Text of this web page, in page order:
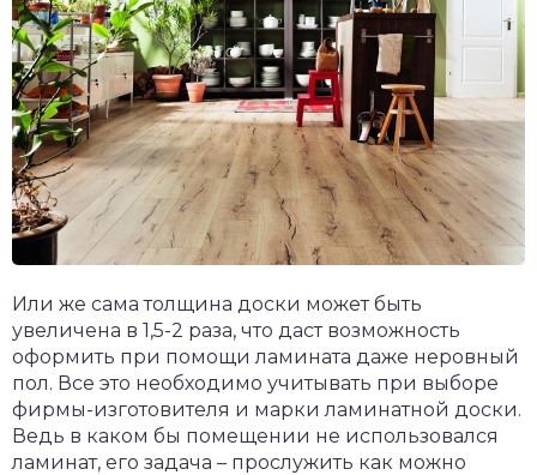
Или же сама толщина доски может быть
увеличена в 1,5-2 раза, что даст возможность
оформить при помощи ламината даже неровный
пол. Все это необходимо учитывать при выборе
фирмы-изготовителя и марки ламинатной доски.
Ведь в каком бы помещении не использовался
ламинат, его задача – прослужить как можно